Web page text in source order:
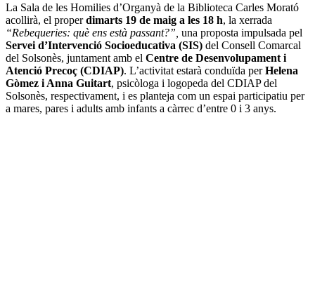
La Sala de les Homilies d’Organyà de la Biblioteca Carles Morató
acollirà, el properdimarts 19 de maig a les 18 h, la xerrada
“Rebequeries: què ens està passant?”, una proposta impulsada pel
Servei d’Intervenció Socioeducativa (SIS) del Consell Comarcal
del Solsonès, juntament amb el Centre de Desenvolupament i
Atenció Precoç (CDIAP). L’activitat estarà conduïda perHelena
Gòmez i Anna Guitart, psicòloga i logopeda del CDIAP del
Solsonès, respectivament, i es planteja com un espai participatiu per
a mares, pares i adults amb infants a càrrec d’entre 0 i 3 anys.